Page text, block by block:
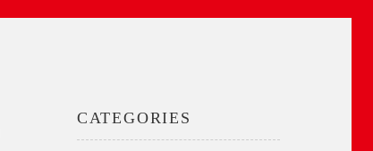
CATEGORIES